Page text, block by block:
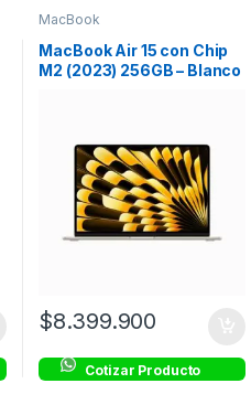
MacBook
MacBook Air 15 con Chip
M2 (2023) 256GB – Blanco
$8.399.900
Cotizar Producto